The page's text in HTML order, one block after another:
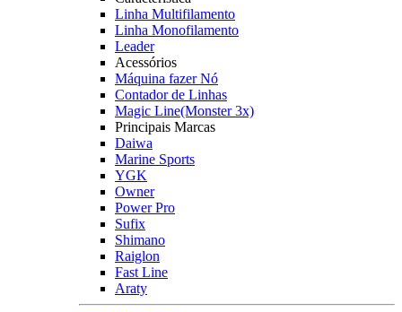
Linha Multifilamento
Linha Monofilamento
Leader
Acessórios
Máquina fazer Nó
Contador de Linhas
Magic Line(Monster 3x)
Principais Marcas
Daiwa
Marine Sports
YGK
Owner
Power Pro
Sufix
Shimano
Raiglon
Fast Line
Araty